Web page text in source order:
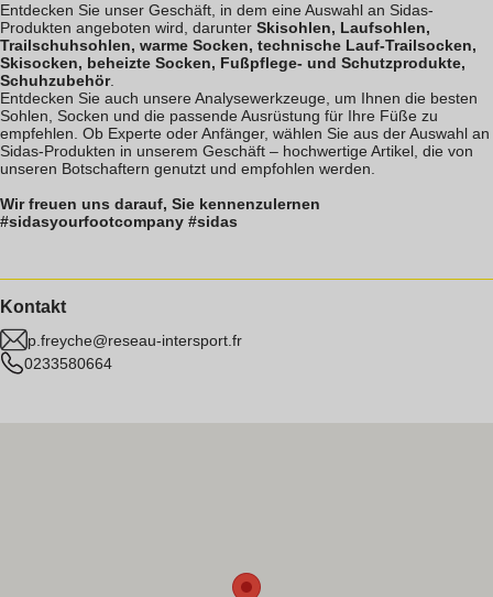
Entdecken Sie unser Geschäft, in dem eine Auswahl an Sidas-
Produkten angeboten wird, darunter Skisohlen, Laufsohlen,
Trailschuhsohlen, warme Socken, technische Lauf-Trailsocken,
Skisocken, beheizte Socken, Fußpflege- und Schutzprodukte,
Schuhzubehör.
Entdecken Sie auch unsere Analysewerkzeuge, um Ihnen die besten
Sohlen, Socken und die passende Ausrüstung für Ihre Füße zu
empfehlen. Ob Experte oder Anfänger, wählen Sie aus der Auswahl an
Sidas-Produkten in unserem Geschäft – hochwertige Artikel, die von
unseren Botschaftern genutzt und empfohlen werden.
Wir freuen uns darauf, Sie kennenzulernen
#sidasyourfootcompany #sidas
Kontakt
p.freyche@reseau-intersport.fr
0233580664